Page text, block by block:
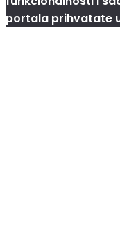
portala prihvatate